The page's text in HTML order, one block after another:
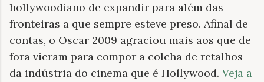
hollywoodiano de expandir para além das
fronteiras a que sempre esteve preso. Afinal de
contas, o Oscar 2009 agraciou mais aos que de
fora vieram para compor a colcha de retalhos
da indústria do cinema que é Hollywood. Veja a